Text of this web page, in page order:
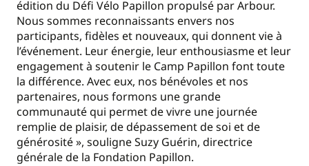
édition du Défi Vélo Papillon propulsé par Arbour.
Nous sommes reconnaissants envers nos
participants, fidèles et nouveaux, qui donnent vie à
l’événement. Leur énergie, leur enthousiasme et leur
engagement à soutenir le Camp Papillon font toute
la différence. Avec eux, nos bénévoles et nos
partenaires, nous formons une grande
communauté qui permet de vivre une journée
remplie de plaisir, de dépassement de soi et de
générosité », souligne Suzy Guérin, directrice
générale de la Fondation Papillon.